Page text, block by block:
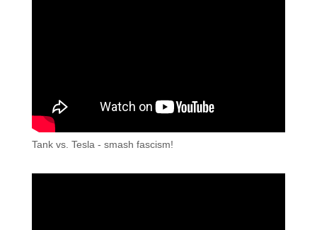
Tank vs. Tesla - smash fascism!